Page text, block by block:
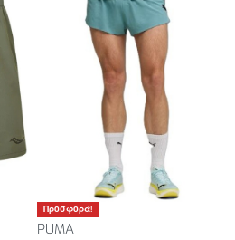
Προσφορά!
PUMA